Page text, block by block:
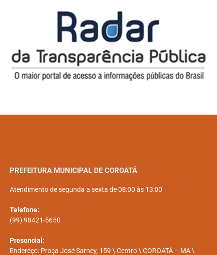
PREFEITURA MUNICIPAL DE COROATÁ
Atendimento de segunda a sexta de 08:00 às 13:00
Telefone:
(99) 98421-5650
Presencial:
Endereço: Praça José Sarney, 159 \ Centro \ COROATÁ – MA \